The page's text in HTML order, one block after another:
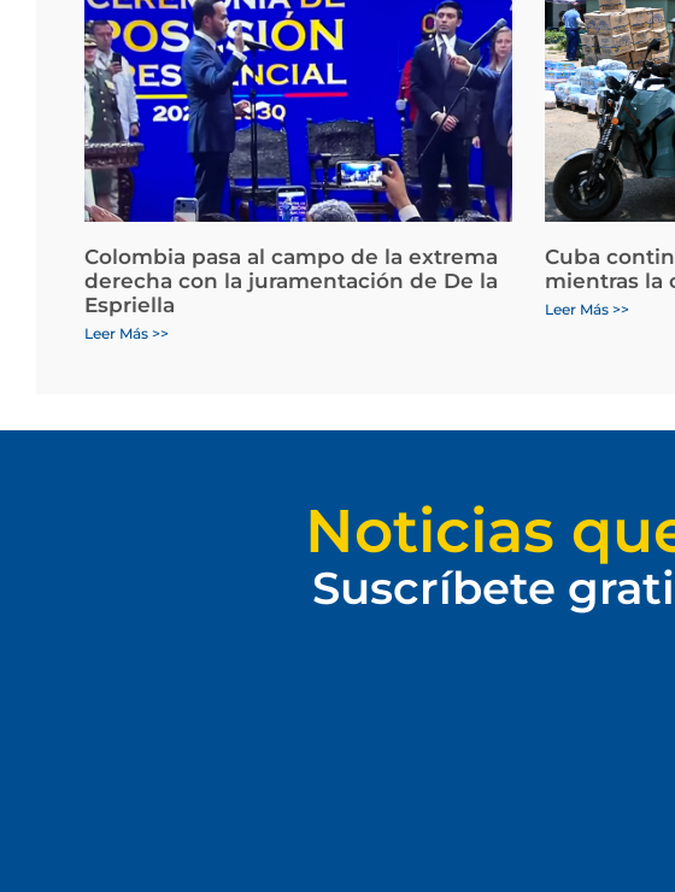
Colombia pasa al campo de la extrema
derecha con la juramentación de De la
Espriella
Leer Más >>
Cuba
mientras la
Leer Más >>
Noticias
Suscríbete